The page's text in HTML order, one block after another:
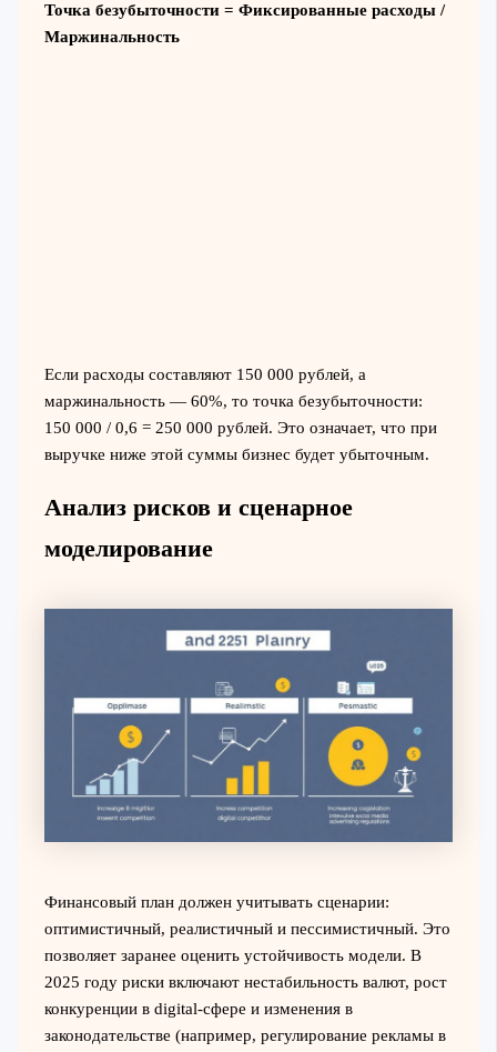
Точка безубыточности = Фиксированные расходы /
Маржинальность
Если расходы составляют 150 000 рублей, а
маржинальность — 60%, то точка безубыточности:
150 000 / 0,6 = 250 000 рублей. Это означает, что при
выручке ниже этой суммы бизнес будет убыточным.
Анализ рисков и сценарное
моделирование
Финансовый план должен учитывать сценарии:
оптимистичный, реалистичный и пессимистичный. Это
позволяет заранее оценить устойчивость модели. В
2025 году риски включают нестабильность валют, рост
конкуренции в digital-сфере и изменения в
законодательстве (например, регулирование рекламы в